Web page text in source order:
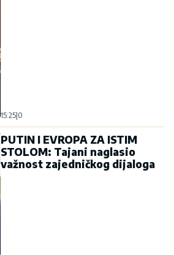
15:25 0
PUTIN I EVROPA ZA ISTIM
STOLOM: Tajani naglasio
važnost zajedničkog dijaloga